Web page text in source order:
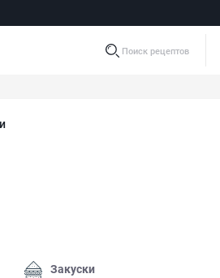
Поиск рецептов
хачапури - фото
Закуски